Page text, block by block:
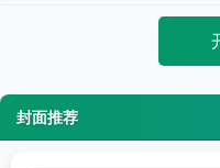
封面推荐